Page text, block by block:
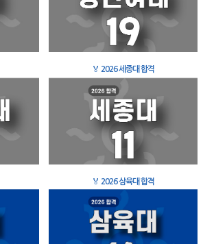
🏅 2026 세종대 합격
🏅 2026 삼육대 합격